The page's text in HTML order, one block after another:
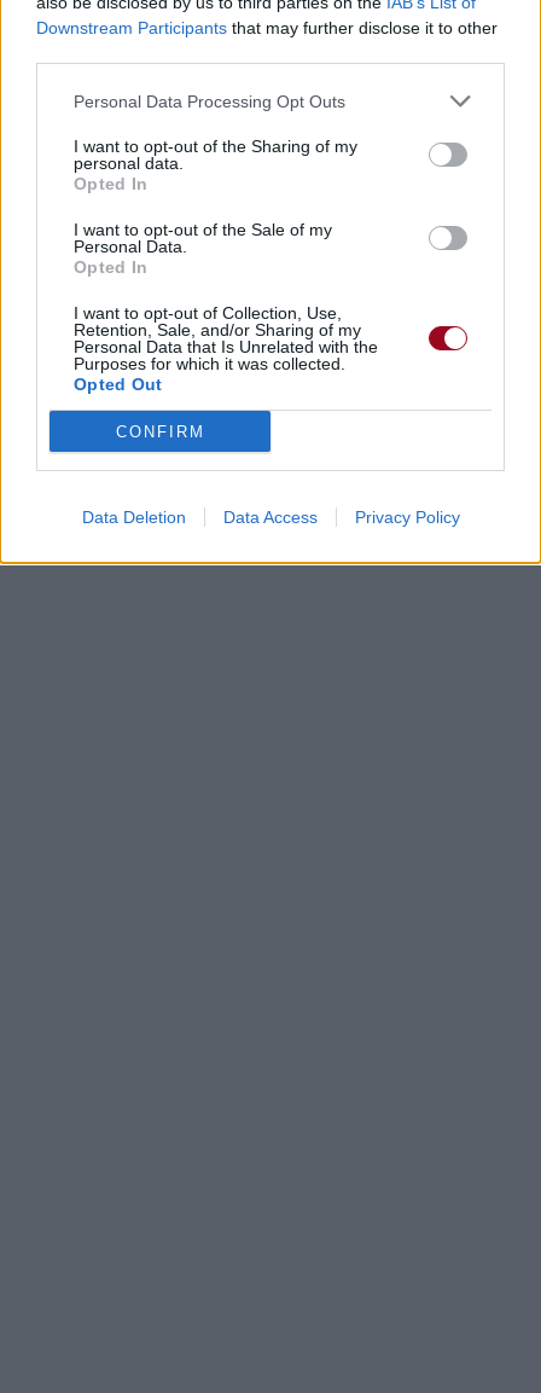
Downstream Participants that may further disclose it to other
Personal Data Processing Opt Outs
I want to opt-out of the Sharing of my
personal data.
Opted In
I want to opt-out of the Sale of my
Personal Data.
Opted In
I want to opt-out of Collection, Use,
Retention, Sale, and/or Sharing of my
Personal Data that Is Unrelated with the
Purposes for which it was collected.
Opted Out
CONFIRM
Data Deletion Data Access Privacy Policy